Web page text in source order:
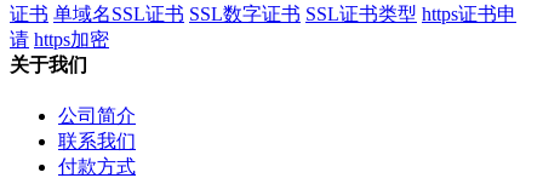
证书 单域名SSL证书 SSL数字证书 SSL证书类型 https证书申
请 https加密
关于我们
公司简介
联系我们
付款方式